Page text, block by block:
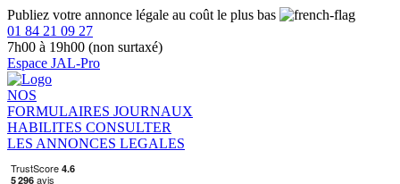
Publiez votre annonce légale au coût le plus bas
01 84 21 09 27
7h00 à 19h00 (non surtaxé)
Espace JAL-Pro
NOS
FORMULAIRES JOURNAUX
HABILITES CONSULTER
LES ANNONCES LEGALES